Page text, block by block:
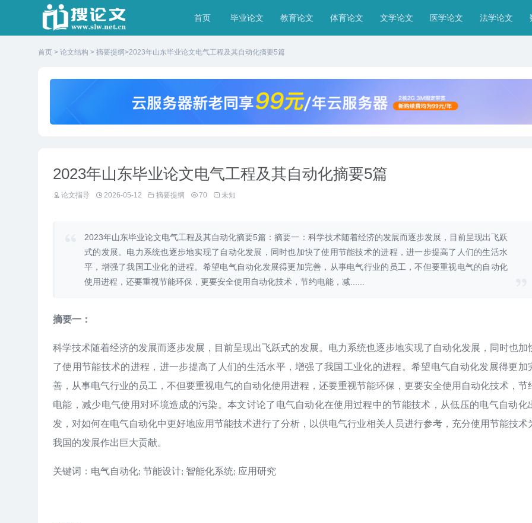
首页 毕业论文 教育论文 体育论文 文学论文 医学论文 法学论文
首页 > 论文结构 > 摘要提纲>2023年山东毕业论文电气工程及其自动化摘要5篇
2023年山东毕业论文电气工程及其自动化摘要5篇
论文指导 2026-05-12 摘要提纲 70 未知
2023年山东毕业论文电气工程及其自动化摘要5篇：摘要一：科学技术随着经济的发展而逐步发展，目前呈现出飞跃
式的发展。电力系统也逐步地实现了自动化发展，同时也加快了使用节能技术的进程，进一步提高了人们的生活水
平，增强了我国工业化的进程。希望电气自动化发展得更加完善，从事电气行业的员工，不但要重视电气的自动化
使用进程，还要重视节能环保，更要安全使用自动化技术，节约电能，减......
摘要一：
科学技术随着经济的发展而逐步发展，目前呈现出飞跃式的发展。电力系统也逐步地实现了自动化发展，同时也加
了使用节能技术的进程，进一步提高了人们的生活水平，增强了我国工业化的进程。希望电气自动化发展得更加
善，从事电气行业的员工，不但要重视电气的自动化使用进程，还要重视节能环保，更要安全使用自动化技术，节
电能，减少电气使用对环境造成的污染。本文讨论了电气自动化在使用过程中的节能技术，从低压的电气自动化
发，对如何在电气自动化中更好地应用节能技术进行了分析，以供电气行业相关人员进行参考，充分使用节能技术
我国的发展作出巨大贡献。
关键词：电气自动化; 节能设计; 智能化系统; 应用研究
分子理论下盐离子对蛋白质带
用